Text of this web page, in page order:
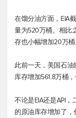
在馏分油方面，EIA
量为520万桶。相比
存也小幅增加20万桶
此前一天，美国石油
库存增加561.8万桶
不论是EIA还是API
的原油库存增加了